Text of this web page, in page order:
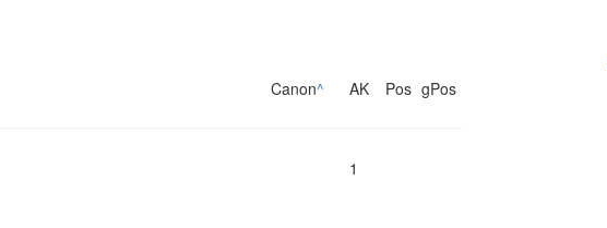
Canon^ AK Pos gPos
1